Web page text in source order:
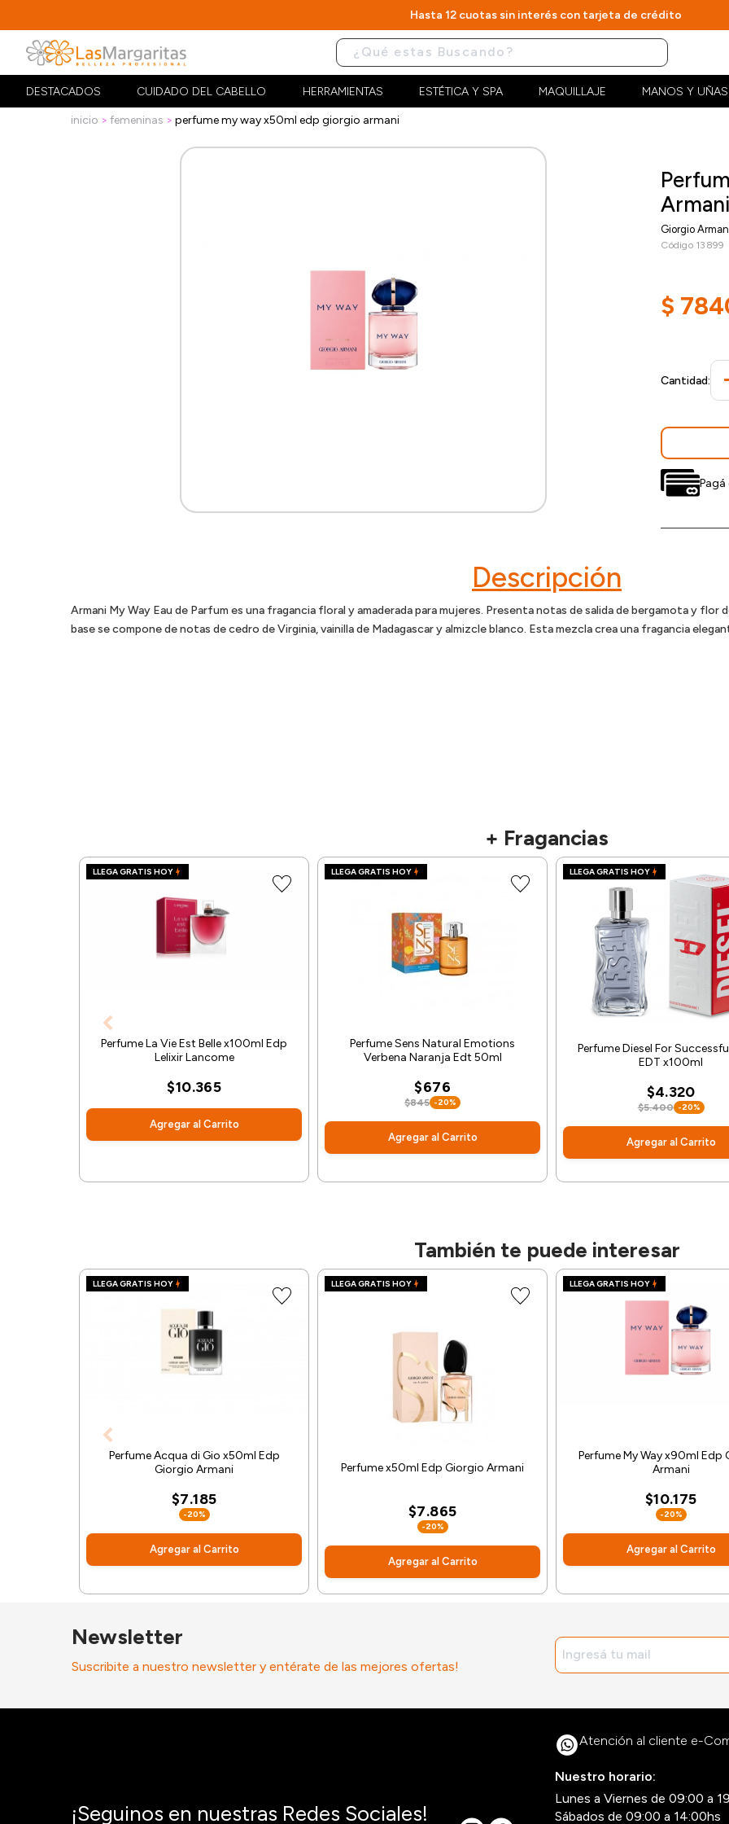
Hasta 12 cuotas sin interés con tarjeta de crédito
DESTACADOS CUIDADO DEL CABELLO HERRAMIENTAS ESTÉTICA Y SPA MAQUILLAJE MANOS Y UÑAS
inicio femeninas perfume my way x50ml edp giorgio armani
Armani
Giorgio
Código 13899
$
Cantidad:
Descripción
Armani My Way Eau de Parfum es una fragancia floral y amaderada para mujeres. Presenta notas de salida de bergamota y
base se compone de notas de cedro de Virginia, vainilla de Madagascar y almizcle blanco. Esta mezcla crea una fragancia
+ Fragancias
LLEGA GRATIS HOY
Perfume La Vie Est Belle x100ml Edp
Lelixir Lancome
$10.365
Agregar al Carrito
LLEGA GRATIS HOY
Perfume Sens Natural Emotions
Verbena Naranja Edt 50ml
$676
$845 -20%
Agregar al Carrito
LLEGA GRATIS HOY
Perfume Diesel For
EDT x100ml
$4.320
$5.400 -20%
Agregar al Carrito
También te puede interesar
LLEGA GRATIS HOY
Perfume Acqua di Gio x50ml Edp
Giorgio Armani
$7.185
-20%
Agregar al Carrito
LLEGA GRATIS HOY
Perfume x50ml Edp Giorgio Armani
$7.865
-20%
Agregar al Carrito
LLEGA GRATIS HOY
Perfume My Way x90ml Edp
Armani
$10.175
-20%
Agregar al Carrito
Newsletter
Suscribite a nuestro newsletter y entérate de las mejores ofertas!
¡Seguinos en nuestras Redes Sociales!
Atención al cliente e-
Nuestro horario:
Lunes a Viernes de 09:00 a
Sábados de 09:00 a 14:00hs